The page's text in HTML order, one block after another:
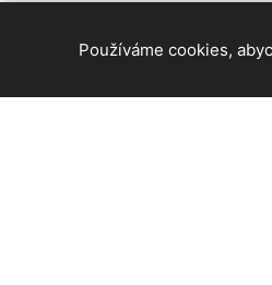
Používáme cookies,